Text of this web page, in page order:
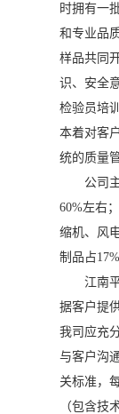
时拥有一
和专业品
样品共同
识、安全
检验员培
本着对客
统的质量
公司
60%左右
缩机、风
制品占
江南
据客户提
我司应充
与客户沟
关标准，
（包含技